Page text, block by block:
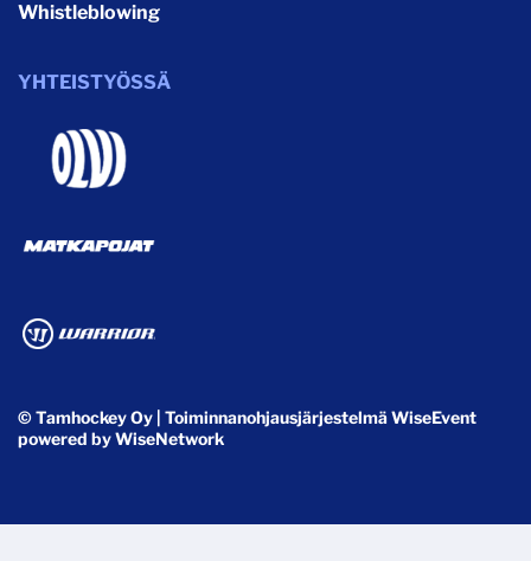
Whistleblowing
YHTEISTYÖSSÄ
© Tamhockey Oy | ToiminnanohjausjärjestelmäWiseEvent
powered byWiseNetwork